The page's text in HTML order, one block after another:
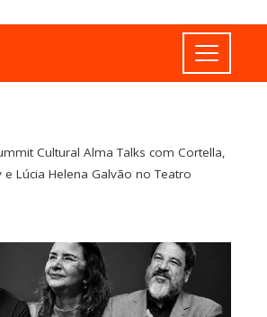
Cultural Alma Talks com Cortella,
e Lúcia Helena Galvão no Teatro